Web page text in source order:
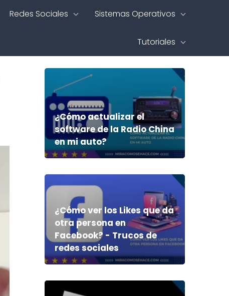
Redes Sociales Sistemas Operativos
Tutoriales
¿Cómo actualizar el
software de la Radio China
en mi auto?
¿Cómo ver los Likes que da
otra persona en
Facebook? - Trucos de
redes sociales